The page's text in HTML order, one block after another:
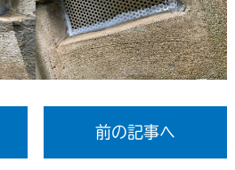
前の記事へ